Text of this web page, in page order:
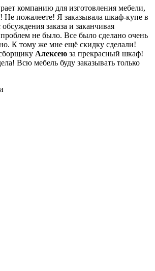
компанию для изготовления мебели,
пожалеете! Я заказывала шкаф-купе в
заказа и заканчивая
не было. Все было сделано очень
К тому же мне ещё скидку сделали!
Алексею за прекрасный шкаф!
Всю мебель буду заказывать только